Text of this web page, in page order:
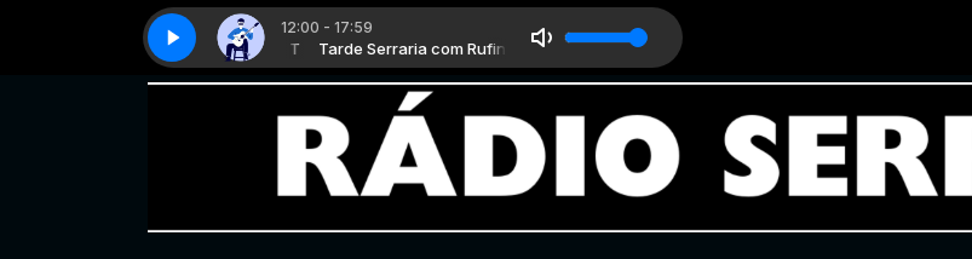
12:00 - 17:59
Tarde Serraria com Rufino T Tarde Serraria com Rufino T
Clássicos da MPB - Parte 8 Clássicos da MPB - Parte 8